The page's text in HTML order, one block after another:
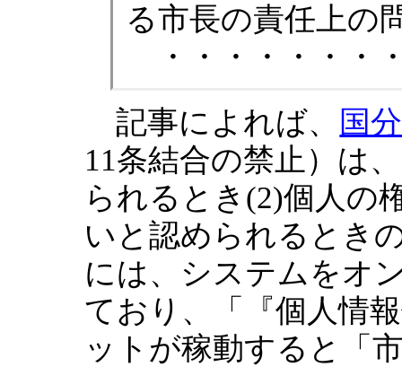
る市長の責任上の
・・・・・・・
記事によれば、
国
11条結合の禁止）は
られるとき(2)個人の
いと認められるとき
には、システムをオ
ており、「『個人情
ットが稼動すると「